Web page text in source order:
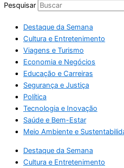
Pesquisar
Destaque da Semana
Cultura e Entretenimento
Viagens e Turismo
Economia e Negócios
Educação e Carreiras
Segurança e Justiça
Política
Tecnologia e Inovação
Saúde e Bem-Estar
Meio Ambiente e
Destaque da Semana
Cultura e Entretenimento